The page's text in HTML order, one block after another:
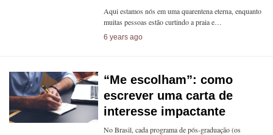
Aqui estamos nós em uma quarentena eterna, enquanto
muitas pessoas estão curtindo a praia e…
6 years ago
“Me escolham”: como
escrever uma carta de
interesse impactante
No Brasil, cada programa de pós-graduação (os